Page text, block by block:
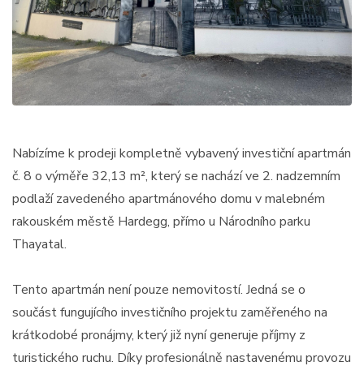
Nabízíme k prodeji kompletně vybavený investiční apartmán
č. 8 o výměře 32,13 m², který se nachází ve 2. nadzemním
podlaží zavedeného apartmánového domu v malebném
rakouském městě Hardegg, přímo u Národního parku
Thayatal.
Tento apartmán není pouze nemovitostí. Jedná se o
součást fungujícího investičního projektu zaměřeného na
krátkodobé pronájmy, který již nyní generuje příjmy z
turistického ruchu. Díky profesionálně nastavenému provozu